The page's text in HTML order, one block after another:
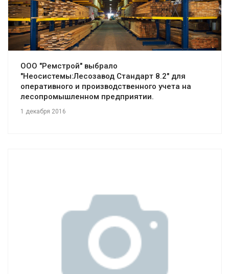
ООО "Ремстрой" выбрало
"Неосистемы:Лесозавод Стандарт 8.2" для
оперативного и производственного учета на
лесопромышленном предприятии.
1 декабря 2016
Смотреть проект